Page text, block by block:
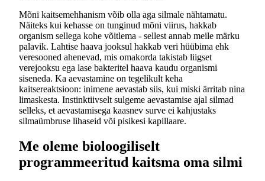
Mõni kaitsemehhanism võib olla aga silmale nähtamatu.
Näiteks kui kehasse on tunginud mõni viirus, hakkab
organism sellega kohe võitlema - sellest annab meile märku
palavik. Lahtise haava jooksul hakkab veri hüübima ehk
veresooned ahenevad, mis omakorda takistab liigset
verejooksu ega lase bakteritel haava kaudu organismi
siseneda. Ka aevastamine on tegelikult keha
kaitsereaktsioon: inimene aevastab siis, kui miski ärritab nina
limaskesta. Instinktiivselt sulgeme aevastamise ajal silmad
selleks, et aevastamisega kaasnev surve ei kahjustaks
silmaümbruse lihaseid või pisikesi kapillaare.
Me oleme bioloogiliselt
programmeeritud kaitsma oma silmi